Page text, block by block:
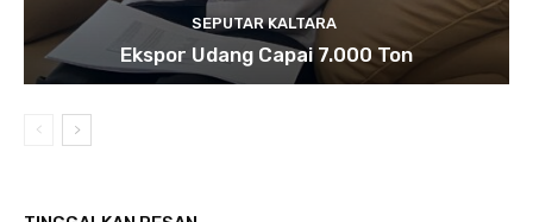
SEPUTAR KALTARA
Ekspor Udang Capai 7.000 Ton